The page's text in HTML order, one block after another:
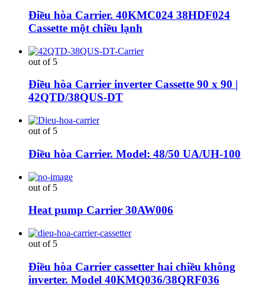
Điều hòa Carrier. 40KMC024 38HDF024
Cassette một chiều lạnh
out of 5
Điều hòa Carrier inverter Cassette 90 x 90 |
42QTD/38QUS-DT
out of 5
Điều hòa Carrier. Model: 48/50 UA/UH-100
out of 5
Heat pump Carrier 30AW006
out of 5
Điều hòa Carrier cassetter hai chiều không
inverter. Model 40KMQ036/38QRF036